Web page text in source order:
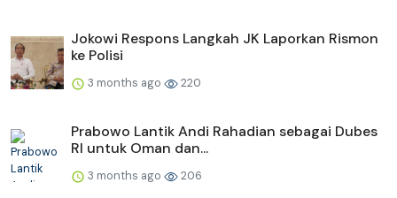
Jokowi Respons Langkah JK Laporkan Rismon
ke Polisi
3 months ago 220
Prabowo Lantik Andi Rahadian sebagai Dubes
RI untuk Oman dan...
3 months ago 206